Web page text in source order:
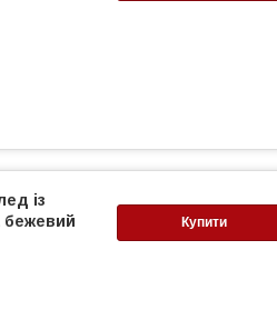
Купити
із